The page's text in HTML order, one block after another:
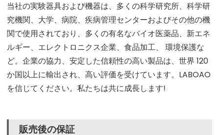
当社の実験器具および機器は、多くの科学研究所、科学研
究機関、大学、病院、疾病管理センターおよびその他の機
関で使用されており、多くの有名なバイオ医薬品、新エネ
ルギー、エレクトロニクス企業、食品加工、 環境保護な
ど。企業の協力、安定した信頼性の高い製品は、世界 120
か国以上に輸出され、高い評価を受けています。LABOAO
を信じてください。私たちは共に成長します!
販売後の保証